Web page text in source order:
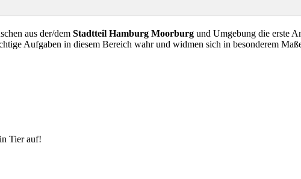
aus der/dem Stadtteil Hamburg Moorburg und Umgebung die erste
Aufgaben in diesem Bereich wahr und widmen sich in besonderem
Tier auf!